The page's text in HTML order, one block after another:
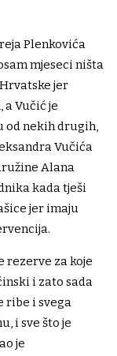
Plenkovića
mjeseci ništa
jer
a Vučić je
od nekih drugih,
Vučića
Alana
kada tješi
jer imaju
rezerve za koje
i zato sada
ribe i svega
i sve što je
je